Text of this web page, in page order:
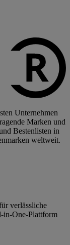
Unternehmen
Marken und
Bestenlisten in
weltweit.
verlässliche
in-One-Plattform